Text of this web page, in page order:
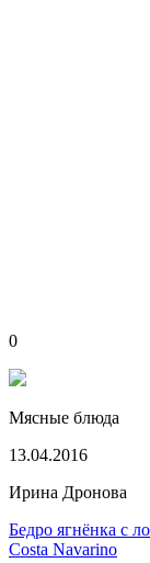
0
Мясные блюда
13.04.2016
Ирина Дронова
Бедро ягнёнка с
Costa Navarino